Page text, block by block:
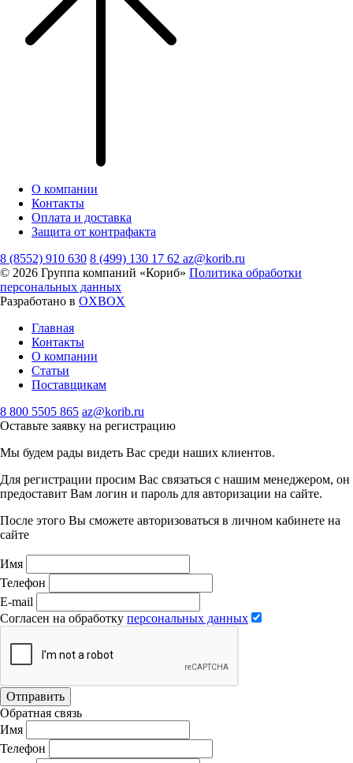
О компании
Контакты
Оплата и доставка
Защита от контрафакта
8 (8552) 910 630 8 (499) 130 17 62 az@korib.ru
© 2026 Группа компаний «Кориб» Политика обработки
персональных данных
Разработано в OXBOX
Главная
Контакты
О компании
Статьи
Поставщикам
8 800 5505 865 az@korib.ru
Оставьте заявку на регистрацию
Мы будем рады видеть Вас среди наших клиентов.
Для регистрации просим Вас связаться с нашим менеджером, он
предоставит Вам логин и пароль для авторизации на сайте.
После этого Вы сможете авторизоваться в личном кабинете на
сайте
Имя
Телефон
E-mail
Согласен на обработку персональных данных
Отправить
Обратная связь
Имя
Телефон